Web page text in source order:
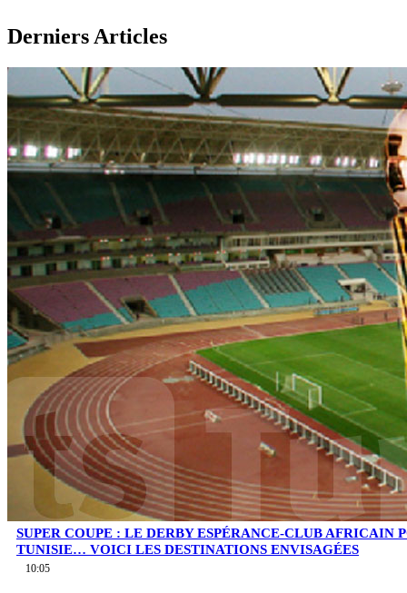
Derniers Articles
SUPER COUPE : LE DERBY ESPÉRANCE-CLUB AFRICAIN
TUNISIE… VOICI LES DESTINATIONS ENVISAGÉES
10:05